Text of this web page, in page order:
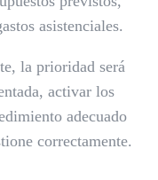
asistenciales.
la prioridad será
activar los
adecuado
correctamente.